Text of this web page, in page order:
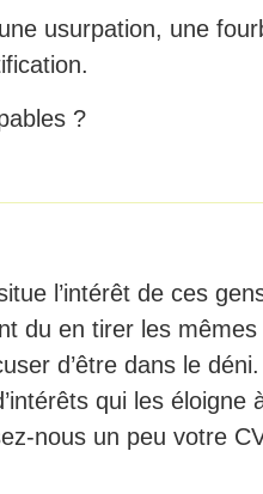
usurpation, une
?
l’intérêt de ces
du en tirer les
d’être dans le déni.
qui les éloigne
nous un peu votre